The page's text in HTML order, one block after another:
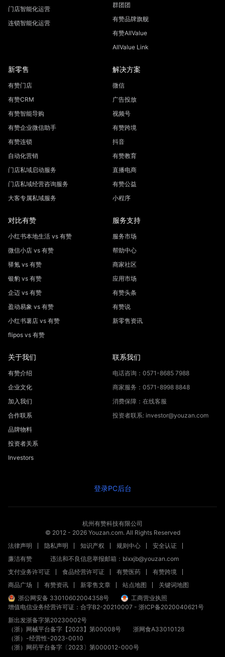
门店智能化运营
连锁智能化运营
群团团
有赞品牌旗舰
有赞AllValue
AllValue Link
新零售
有赞门店
有赞CRM
有赞智能导购
有赞企业微信助手
有赞连锁
自动化营销
门店私域启动服务
门店私域经营咨询服务
大客专属私域服务
解决方案
微信
广告投放
视频号
有赞跨境
抖音
有赞教育
直播电商
有赞公益
小程序
对比有赞
小红书本地生活 vs 有赞
微信小店 vs 有赞
驿氪 vs 有赞
银豹 vs 有赞
企迈 vs 有赞
盈动易象 vs 有赞
小红书薯店 vs 有赞
flipos vs 有赞
服务支持
服务市场
帮助中心
商家社区
应用市场
有赞头条
有赞说
新零售资讯
关于我们
有赞介绍
企业文化
加入我们
合作联系
品牌物料
投资者关系
Investors
联系我们
电话咨询：0571-8685 7988
商家服务：0571-8998 8848
消费保障：在线客服
投资者联系: investor@youzan.com
登录PC后台
杭州有赞科技有限公司
© 2012 - 2026Youzan.com. All Rights Reserved
法律声明
隐私声明 知识产权 规则中心
安全认证
廉洁有赞
违法和不良信息举报邮箱：blxxjb@youzan.com
支付业务许可证
食品经营许可证 有赞医药
有赞跨境
商品广场
有赞资讯 新零售文章 站点地图
关键词地图
浙公网安备 33010602004358号
工商营业执照
增值电信业务经营许可证：合字B2-20210007 - 浙ICP备2020040621号
新出发浙备字第20230002号
（浙）网械平台备字【2023】第00008号
浙网食A33010128
（浙）-经营性-2023-0010
（浙）网药平台备字〔2023〕第000012-000号